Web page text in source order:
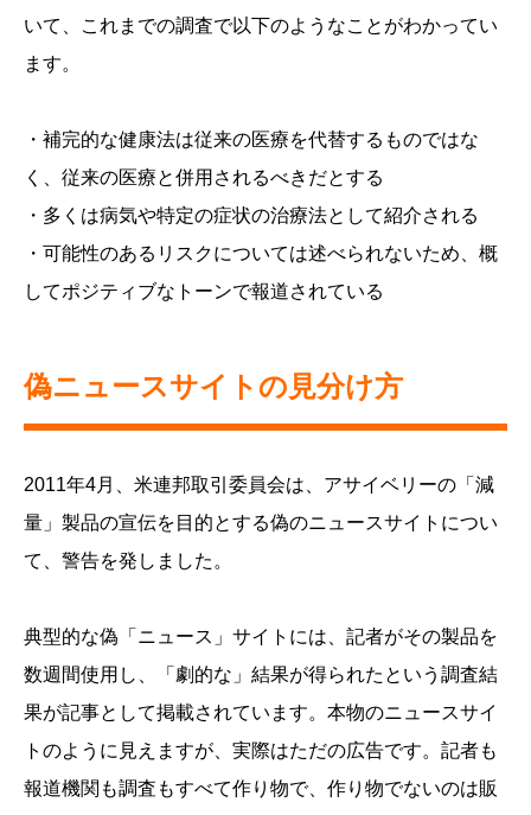
いて、これまでの調査で以下のようなことがわかってい
ます。
・補完的な健康法は従来の医療を代替するものではな
く、従来の医療と併用されるべきだとする
・多くは病気や特定の症状の治療法として紹介される
・可能性のあるリスクについては述べられないため、概
してポジティブなトーンで報道されている
偽ニュースサイトの見分け方
2011年4月、米連邦取引委員会は、アサイベリーの「減
量」製品の宣伝を目的とする偽のニュースサイトについ
て、警告を発しました。
典型的な偽「ニュース」サイトには、記者がその製品を
数週間使用し、「劇的な」結果が得られたという調査結
果が記事として掲載されています。本物のニュースサイ
トのように見えますが、実際はただの広告です。記者も
報道機関も調査もすべて作り物で、作り物でないのは販